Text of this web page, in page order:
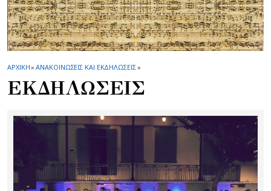
ΑΡΧΙΚΗ» ΑΝΑΚΟΙΝΩΣΕΙΣ ΚΑΙ ΕΚΔΗΛΩΣΕΙΣ»
ΕΚΔΗΛΩΣΕΙΣ